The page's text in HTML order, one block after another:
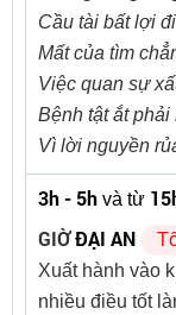
Cầu tài bất lợi
Mất của tìm
Việc quan sự
Bệnh tật ắt
Vì lời nguyền
3h - 5h và từ
GIỜĐẠI AN
Xuất hành vào
nhiều điều tốt